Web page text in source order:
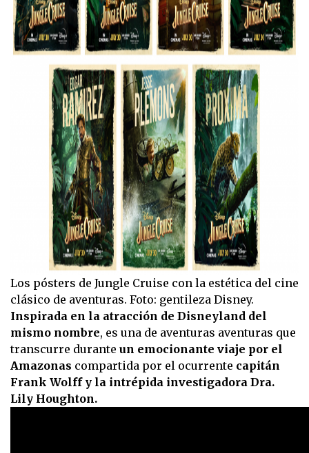
Los pósters de Jungle Cruise con la estética del cine
clásico de aventuras. Foto: gentileza Disney.
Inspirada en la atracción de Disneyland del
mismo nombre, es una de aventuras aventuras que
transcurre durante un emocionante viaje por el
Amazonas compartida por el ocurrente capitán
Frank Wolff y la intrépida investigadora Dra.
Lily Houghton.